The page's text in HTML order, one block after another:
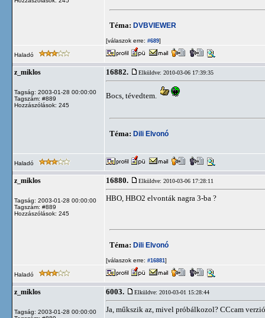
Téma: DVBVIEWER
[válaszok erre: #689]
Haladó
z_miklos
Tagság: 2003-01-28 00:00:00
Tagszám: #889
Hozzászólások: 245
16882. Elküldve: 2010-03-06 17:39:35
Bocs, tévedtem.
Téma: Dili Elvonó
Haladó
z_miklos
Tagság: 2003-01-28 00:00:00
Tagszám: #889
Hozzászólások: 245
16880. Elküldve: 2010-03-06 17:28:11
HBO, HBO2 elvonták nagra 3-ba ?
Téma: Dili Elvonó
[válaszok erre: #16881]
Haladó
z_miklos
Tagság: 2003-01-28 00:00:00
6003. Elküldve: 2010-03-01 15:28:44
Ja, műkszik az, mivel próbálkozol? CCcam